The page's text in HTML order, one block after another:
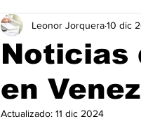
Noticias
en
Leonor Jorquera10 dic
Actualizado: 11 dic 2024